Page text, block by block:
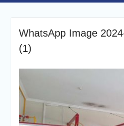
WhatsApp Image
(1)